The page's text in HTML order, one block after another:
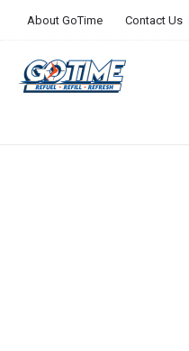
About GoTime Contact Us